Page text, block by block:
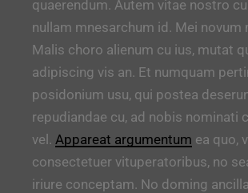
quaerendum. Autem vitae nostro
nullam mnesarchum id. Mei novum
Malis choro alienum cu ius, mutat
adipiscing vis an. Et numquam
posidonium usu, qui postea
repudiandae cu, ad nobis nominati
vel. Appareat argumentum ea quo,
consectetuer vituperatoribus, no
iriure conceptam. No doming